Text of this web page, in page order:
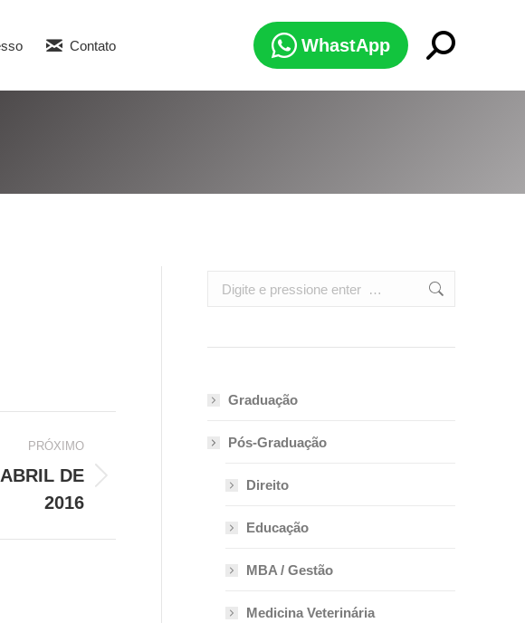
Contato WhastApp Search:
PRÓXIMO
DE
2016
Search:
Graduação
Pós-Graduação
Direito
Educação
MBA / Gestão
Medicina Veterinária